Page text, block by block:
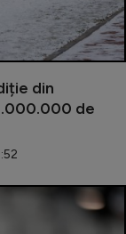
din
de